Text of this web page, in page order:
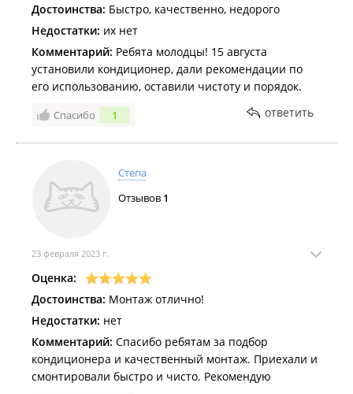
Достоинства: Быстро, качественно, недорого
Недостатки: их нет
Комментарий: Ребята молодцы! 15 августа
установили кондиционер, дали рекомендации по
его использованию, оставили чистоту и порядок.
Спасибо 1 ответить
Степа
Отзывов 1
23 февраля 2023 г.
Оценка:
Достоинства: Монтаж отлично!
Недостатки: нет
Комментарий: Спасибо ребятам за подбор
кондиционера и качественный монтаж. Приехали и
смонтировали быстро и чисто. Рекомендую